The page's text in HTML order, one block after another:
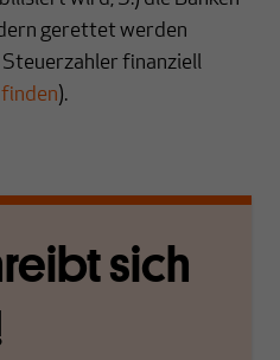
gerettet werden
Steuerzahler finanziell
).
sich